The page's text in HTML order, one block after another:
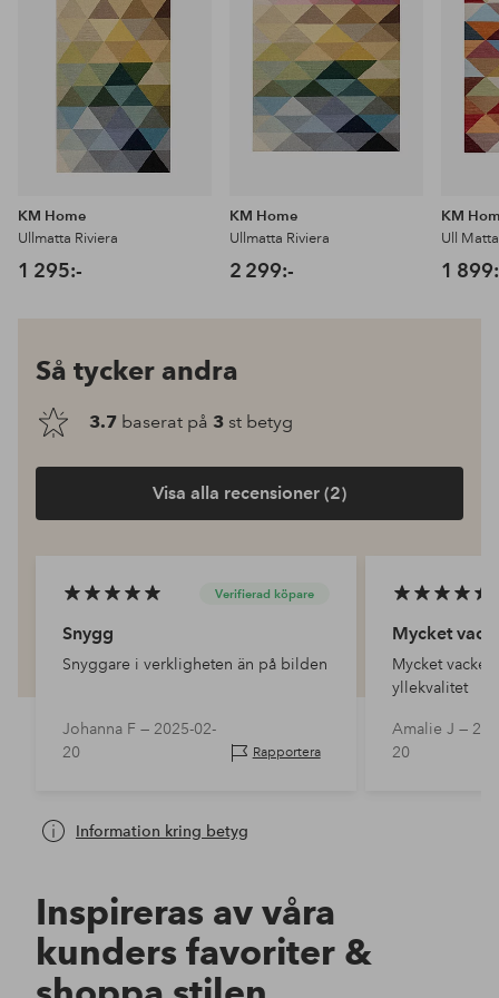
KM Home
Ullmatta Riviera
1 295:-
KM Home
Ullmatta Riviera
2 299:-
KM
Ull
1
Så tycker andra
3.7 baserat på 3 st betyg
Visa alla recensioner (2)
Verifierad köpare
Snygg
Snyggare i verkligheten än på bilden
Johanna F — 2025-02-
20
Rapportera
Mycket
Mycket
yllekvalitet
Amalie J —
20
Information kring betyg
Inspireras av våra
kunders favoriter &